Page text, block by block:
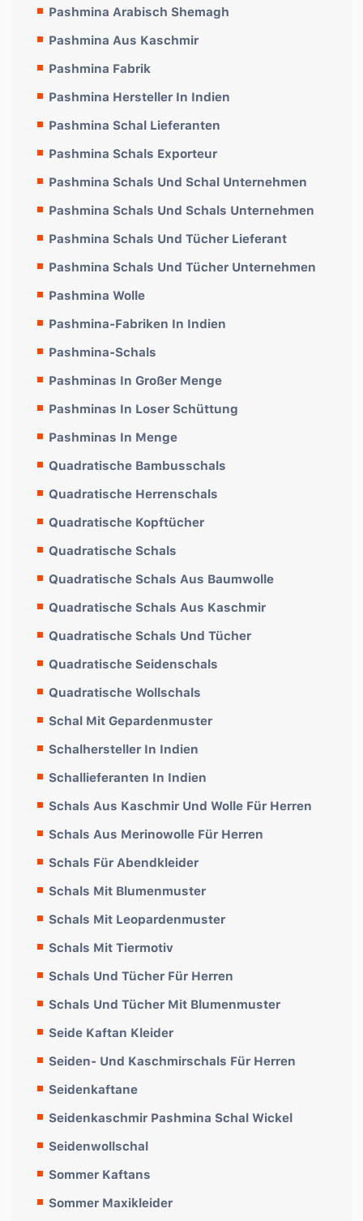
Pashmina Arabisch Shemagh
Pashmina Aus Kaschmir
Pashmina Fabrik
Pashmina Hersteller In Indien
Pashmina Schal Lieferanten
Pashmina Schals Exporteur
Pashmina Schals Und Schal Unternehmen
Pashmina Schals Und Schals Unternehmen
Pashmina Schals Und Tücher Lieferant
Pashmina Schals Und Tücher Unternehmen
Pashmina Wolle
Pashmina-Fabriken In Indien
Pashmina-Schals
Pashminas In Großer Menge
Pashminas In Loser Schüttung
Pashminas In Menge
Quadratische Bambusschals
Quadratische Herrenschals
Quadratische Kopftücher
Quadratische Schals
Quadratische Schals Aus Baumwolle
Quadratische Schals Aus Kaschmir
Quadratische Schals Und Tücher
Quadratische Seidenschals
Quadratische Wollschals
Schal Mit Gepardenmuster
Schalhersteller In Indien
Schallieferanten In Indien
Schals Aus Kaschmir Und Wolle Für Herren
Schals Aus Merinowolle Für Herren
Schals Für Abendkleider
Schals Mit Blumenmuster
Schals Mit Leopardenmuster
Schals Mit Tiermotiv
Schals Und Tücher Für Herren
Schals Und Tücher Mit Blumenmuster
Seide Kaftan Kleider
Seiden- Und Kaschmirschals Für Herren
Seidenkaftane
Seidenkaschmir Pashmina Schal Wickel
Seidenwollschal
Sommer Kaftans
Sommer Maxikleider